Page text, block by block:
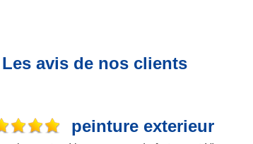
Les avis de nos clients
peinture exterieur